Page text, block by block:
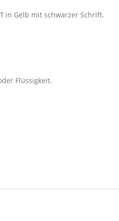
in Gelb mit schwarzer Schrift.
Flüssigkeit.